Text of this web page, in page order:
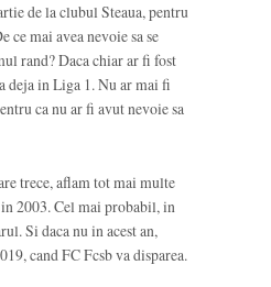
de la clubul Steaua, pentru
ce mai avea nevoie sa se
rand? Daca chiar ar fi fost
deja in Liga 1. Nu ar mai fi
ca nu ar fi avut nevoie sa
trece, aflam tot mai multe
2003. Cel mai probabil, in
Si daca nu in acest an,
cand FC Fcsb va disparea.